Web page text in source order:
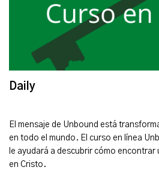
Daily
El mensaje de Unbound está
en todo el mundo. El curso en línea
le ayudará a descubrir cómo
en Cristo.